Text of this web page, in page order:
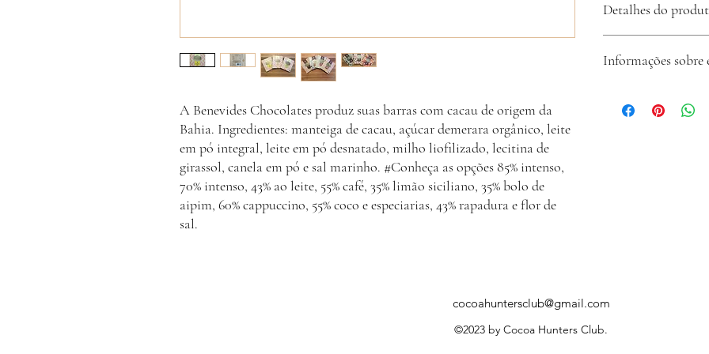
A Benevides Chocolates produz suas barras com cacau de origem da
Bahia. Ingredientes: manteiga de cacau, açúcar demerara orgânico, leite
em pó integral, leite em pó desnatado, milho liofilizado, lecitina de
girassol, canela em pó e sal marinho. #Conheça as opções 85% intenso,
70% intenso, 43% ao leite, 55% café, 35% limão siciliano, 35% bolo de
aipim, 60% cappuccino, 55% coco e especiarias, 43% rapadura e flor de
sal.
produto apresentar
Detalhes do
de origem, qualidade,
Informações sobre
envia o código de
cocoahuntersclub@gmail.com
©2023 by Cocoa Hunters Club.